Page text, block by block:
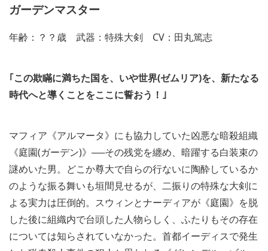
ガーデンマスター
年齢：？？歳 武器：特殊大剣 CV：田丸篤志
｢この欺瞞に満ちた国を、いや世界(ゼムリア)を、新たなる
時代へと導くことをここに誓おう！｣
マフィア《アルマータ》にも協力していた凶悪な暗殺組織
《庭園(ガーデン)》──その残党を纏め、暗躍する白装束の
謎めいた男。どこか尊大で自らの行ないに陶酔しているか
のような振る舞いも垣間見せるが、二振りの特殊な大剣に
よる実力は圧倒的。スウィンとナーディアが《庭園》を脱
した後に組織内で台頭した人物らしく、ふたりもその存在
については知らされていなかった。首都イーディスで発生